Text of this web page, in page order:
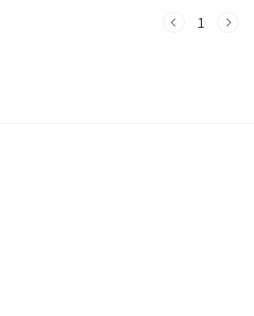
https://solyi.tistory.com/317 빈칸 채우기
1